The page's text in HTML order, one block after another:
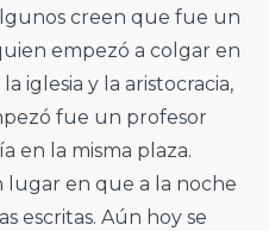
creen que fue un
empezó a colgar en
iglesia y la aristocracia,
fue un profesor
en la misma plaza.
lugar en que a la noche
escritas. Aún hoy se